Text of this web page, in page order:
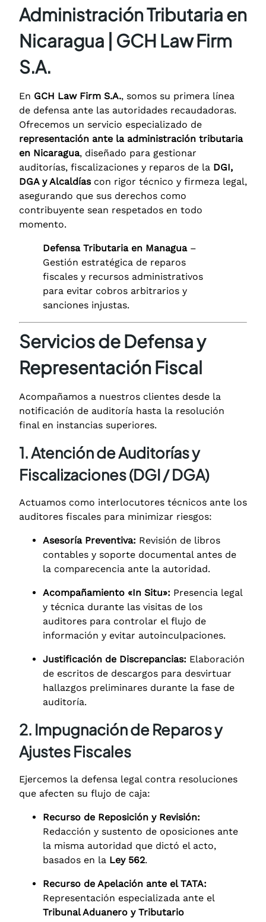
Administración Tributaria en
Nicaragua | GCH Law Firm
S.A.
En GCH Law Firm S.A., somos su primera línea
de defensa ante las autoridades recaudadoras.
Ofrecemos un servicio especializado de
representación ante la administración tributaria
en Nicaragua, diseñado para gestionar
auditorías, fiscalizaciones y reparos de la DGI,
DGA y Alcaldíascon rigor técnico y firmeza legal,
asegurando que sus derechos como
contribuyente sean respetados en todo
momento.
Defensa Tributaria en Managua–
Gestión estratégica de reparos
fiscales y recursos administrativos
para evitar cobros arbitrarios y
sanciones injustas.
Servicios de Defensa y
Representación Fiscal
Acompañamos a nuestros clientes desde la
notificación de auditoría hasta la resolución
final en instancias superiores.
1. Atención de Auditorías y
Fiscalizaciones (DGI / DGA)
Actuamos como interlocutores técnicos ante los
auditores fiscales para minimizar riesgos:
Asesoría Preventiva: Revisión de libros
contables y soporte documental antes de
la comparecencia ante la autoridad.
Acompañamiento «In Situ»: Presencia legal
y técnica durante las visitas de los
auditores para controlar el flujo de
información y evitar autoinculpaciones.
Justificación de Discrepancias: Elaboración
de escritos de descargos para desvirtuar
hallazgos preliminares durante la fase de
auditoría.
2. Impugnación de Reparos y
Ajustes Fiscales
Ejercemos la defensa legal contra resoluciones
que afecten su flujo de caja:
Recurso de Reposición y Revisión:
Redacción y sustento de oposiciones ante
la misma autoridad que dictó el acto,
basados en la Ley 562.
Recurso de Apelación ante el TATA:
Representación especializada ante el
Tribunal Aduanero y Tributario